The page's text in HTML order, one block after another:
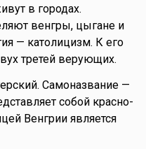
в городах.
венгры, цыгане и
— католицизм. К его
третей верующих.
Самоназвание —
собой красно-
Венгрии является